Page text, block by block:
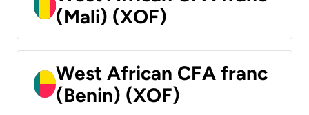
(Mali) (XOF)
West African CFA franc
(Benin) (XOF)